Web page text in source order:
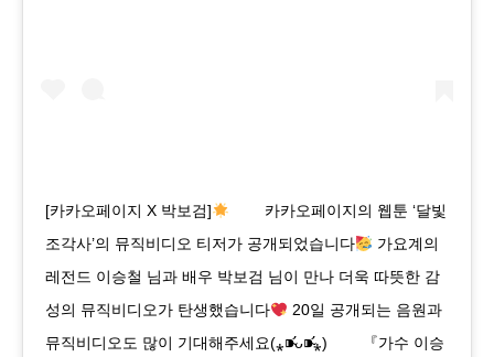
[카카오페이지 X 박보검]
⠀ ⠀ 카카오페이지의 웹툰 ‘달빛
조각사’의 뮤직비디오 티저가 공개되었습니다
가요계의
레전드 이승철 님과 배우 박보검 님이 만나 더욱 따뜻한 감
성의 뮤직비디오가 탄생했습니다
20일 공개되는 음원과
뮤직비디오도 많이 기대해주세요(⁎⁍̴̛ᴗ⁍̴̛⁎) ⠀ ⠀ 『가수 이승